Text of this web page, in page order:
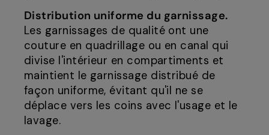
Distribution uniforme du garnissage.
Les garnissages de qualité ont une
couture en quadrillage ou en canal qui
divise l'intérieur en compartiments et
maintient le garnissage distribué de
façon uniforme, évitant qu'il ne se
déplace vers les coins avec l'usage et le
lavage.